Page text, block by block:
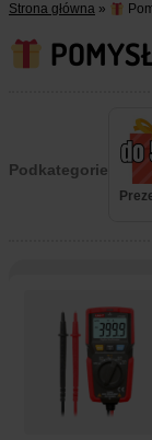
Strona główna »
Podkategorie